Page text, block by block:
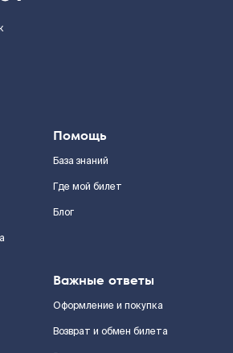
Помощь
База знаний
Где мой билет
Блог
Важные ответы
Оформление и покупка
Возврат и обмен билета